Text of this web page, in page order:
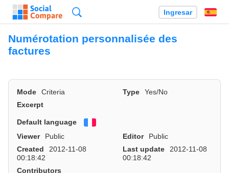
Ingresar
Numérotation personnalisée des
factures
Mode Criteria Type
Yes/No
Excerpt
Default language
Viewer
Public Editor
Public
Created
2012-11-08
00:18:42
Last update
2012-11-08
00:18:42
Contributors